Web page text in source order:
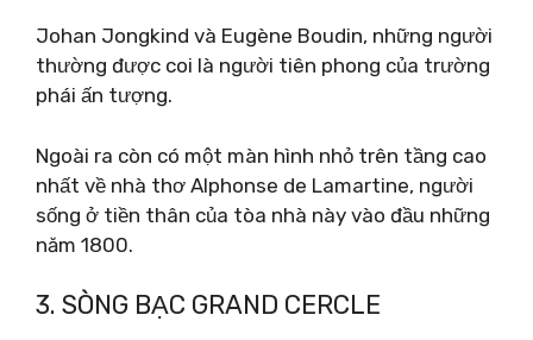
Johan Jongkind và Eugène Boudin, những người
thường được coi là người tiên phong của trường
phái ấn tượng.
Ngoài ra còn có một màn hình nhỏ trên tầng cao
nhất về nhà thơ Alphonse de Lamartine, người
sống ở tiền thân của tòa nhà này vào đầu những
năm 1800.
3. SÒNG BẠC GRAND CERCLE